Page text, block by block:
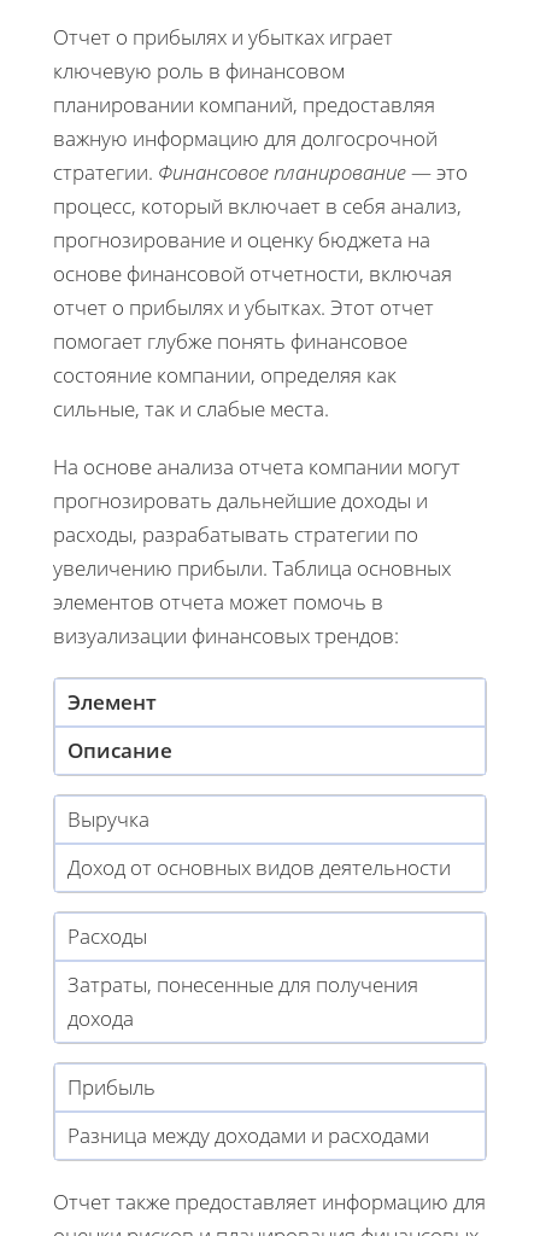
Отчет о прибылях и убытках играет
ключевую роль в финансовом
планировании компаний, предоставляя
важную информацию для долгосрочной
стратегии. Финансовое планирование— это
процесс, который включает в себя анализ,
прогнозирование и оценку бюджета на
основе финансовой отчетности, включая
отчет о прибылях и убытках. Этот отчет
помогает глубже понять финансовое
состояние компании, определяя как
сильные, так и слабые места.
На основе анализа отчета компании могут
прогнозировать дальнейшие доходы и
расходы, разрабатывать стратегии по
увеличению прибыли. Таблица основных
элементов отчета может помочь в
визуализации финансовых трендов:
Элемент
Описание
Выручка
Доход от основных видов деятельности
Расходы
Затраты, понесенные для получения
дохода
Прибыль
Разница между доходами и расходами
Отчет также предоставляет информацию для